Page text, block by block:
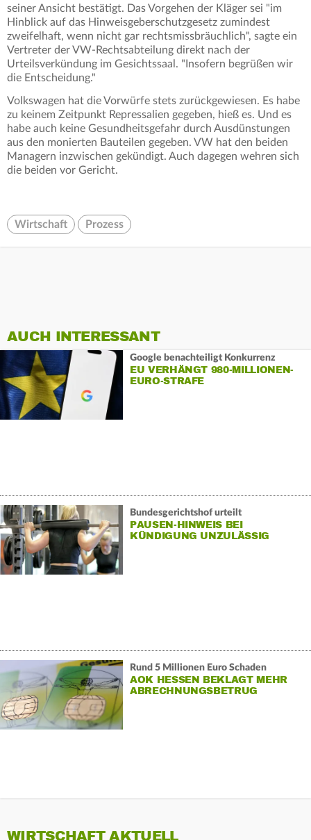
seiner Ansicht bestätigt. Das Vorgehen der Kläger sei "im
Hinblick auf das Hinweisgeberschutzgesetz zumindest
zweifelhaft, wenn nicht gar rechtsmissbräuchlich", sagte ein
Vertreter der VW-Rechtsabteilung direkt nach der
Urteilsverkündung im Gesichtssaal. "Insofern begrüßen wir
die Entscheidung."
Volkswagen hat die Vorwürfe stets zurückgewiesen. Es habe
zu keinem Zeitpunkt Repressalien gegeben, hieß es. Und es
habe auch keine Gesundheitsgefahr durch Ausdünstungen
aus den monierten Bauteilen gegeben. VW hat den beiden
Managern inzwischen gekündigt. Auch dagegen wehren sich
die beiden vor Gericht.
Wirtschaft Prozess
AUCH INTERESSANT
Google benachteiligt Konkurrenz
EU VERHÄNGT 980-MILLIONEN-
EURO-STRAFE
Bundesgerichtshof urteilt
PAUSEN-HINWEIS BEI
KÜNDIGUNG UNZULÄSSIG
Rund 5 Millionen Euro Schaden
AOK HESSEN BEKLAGT MEHR
ABRECHNUNGSBETRUG
WIRTSCHAFT AKTUELL